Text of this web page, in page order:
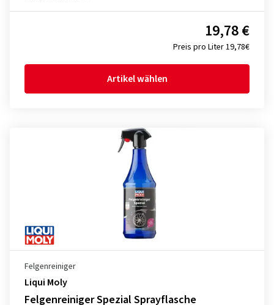
Preis pro Liter 19,78€
19,78 €
Artikel wählen
Felgenreiniger
Liqui Moly
Felgenreiniger Spezial Sprayflasche